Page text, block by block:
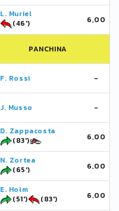
L. Muriel
(46')
6,00
PANCHINA
F. Rossi -
J. Musso -
D. Zappacosta
(83')
6,00
N. Zortea
(65')
6,00
E. Holm
(51')
(83') 6,00